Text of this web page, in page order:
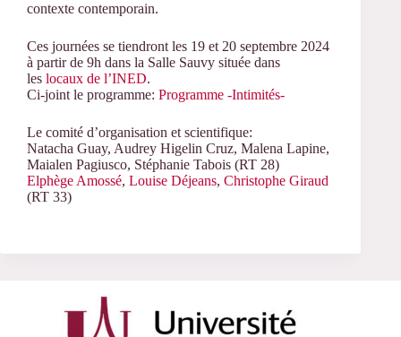
contexte contemporain.
Ces journées se tiendront les 19 et 20 septembre 2024
à partir de 9h dans la Salle Sauvy située dans
les locaux de l’INED.
Ci-joint le programme: Programme -Intimités-
Le comité d’organisation et scientifique:
Natacha Guay, Audrey Higelin Cruz, Malena Lapine,
Maialen Pagiusco, Stéphanie Tabois (RT 28)
Elphège Amossé, Louise Déjeans, Christophe Giraud
(RT 33)